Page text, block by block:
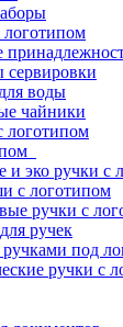
сервировки
воды
чайники
логотипом
и эко ручки с
с логотипом
ручки с
ручек
под
ручки с